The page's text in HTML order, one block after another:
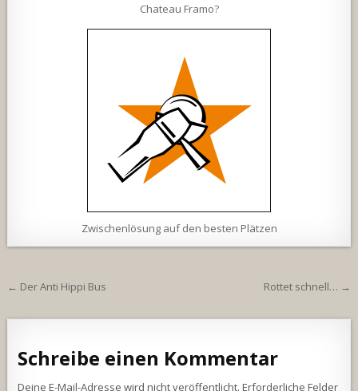
Chateau Framo?
Zwischenlösung auf den besten Plätzen
Beitragsnavigation
← Der Anti Hippi Bus Rottet schnell… →
Schreibe einen Kommentar
Deine E-Mail-Adresse wird nicht veröffentlicht. Erforderliche Felder